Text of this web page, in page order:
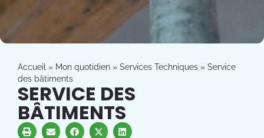
Accueil » Mon quotidien » Services Techniques » Service
des bâtiments
SERVICE DES
BÂTIMENTS